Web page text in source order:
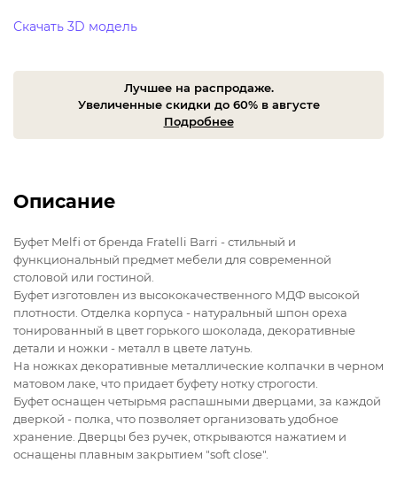
Скачать 3D модель
Лучшее на распродаже.
Увеличенные скидки до 60% в августе
Подробнее
Описание
Буфет Melfi от бренда Fratelli Barri - стильный и
функциональный предмет мебели для современной
столовой или гостиной.
Буфет изготовлен из высококачественного МДФ высокой
плотности. Отделка корпуса - натуральный шпон ореха
тонированный в цвет горького шоколада, декоративные
детали и ножки - металл в цвете латунь.
На ножках декоративные металлические колпачки в черном
матовом лаке, что придает буфету нотку строгости.
Буфет оснащен четырьмя распашными дверцами, за каждой
дверкой - полка, что позволяет организовать удобное
хранение. Дверцы без ручек, открываются нажатием и
оснащены плавным закрытием "soft close".